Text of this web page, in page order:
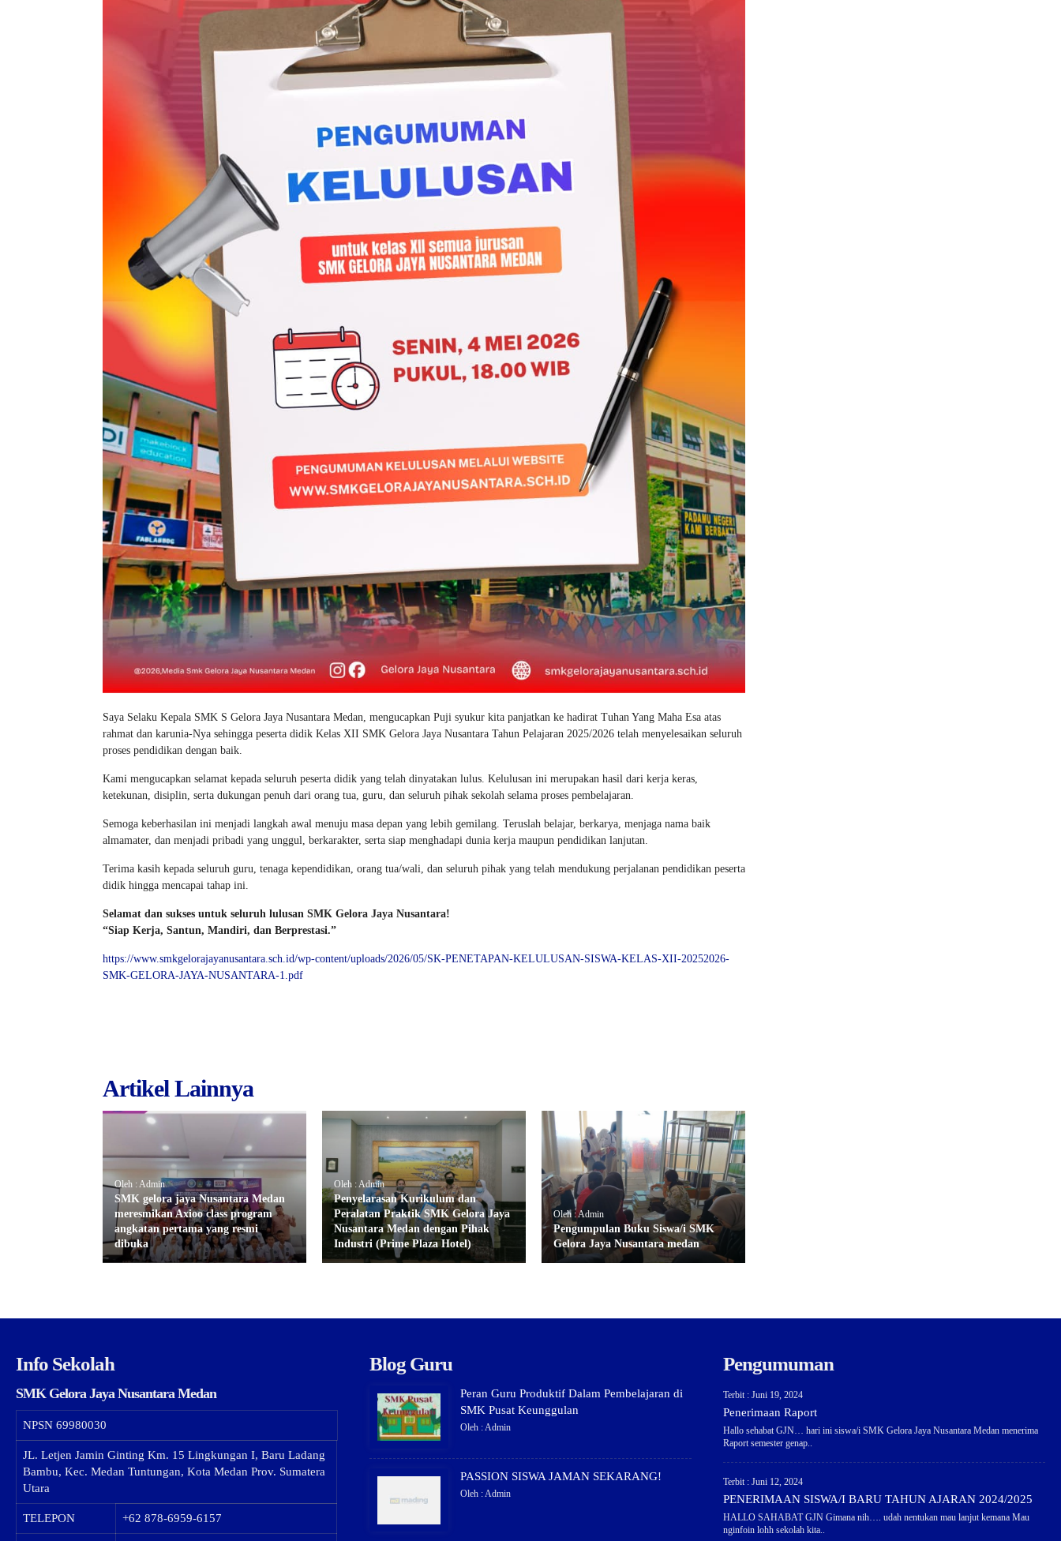
Saya Selaku Kepala SMK S Gelora Jaya Nusantara Medan, mengucapkan Puji syukur kita panjatkan ke hadirat Tuhan Yang Maha Esa atas
rahmat dan karunia-Nya sehingga peserta didik Kelas XII SMK Gelora Jaya Nusantara Tahun Pelajaran 2025/2026 telah menyelesaikan seluruh
proses pendidikan dengan baik.
Kami mengucapkan selamat kepada seluruh peserta didik yang telah dinyatakan lulus. Kelulusan ini merupakan hasil dari kerja keras,
ketekunan, disiplin, serta dukungan penuh dari orang tua, guru, dan seluruh pihak sekolah selama proses pembelajaran.
Semoga keberhasilan ini menjadi langkah awal menuju masa depan yang lebih gemilang. Teruslah belajar, berkarya, menjaga nama baik
almamater, dan menjadi pribadi yang unggul, berkarakter, serta siap menghadapi dunia kerja maupun pendidikan lanjutan.
Terima kasih kepada seluruh guru, tenaga kependidikan, orang tua/wali, dan seluruh pihak yang telah mendukung perjalanan pendidikan peserta
didik hingga mencapai tahap ini.
Selamat dan sukses untuk seluruh lulusan SMK Gelora Jaya Nusantara!
“Siap Kerja, Santun, Mandiri, dan Berprestasi.”
https://www.smkgelorajayanusantara.sch.id/wp-content/uploads/2026/05/SK-PENETAPAN-KELULUSAN-SISWA-KELAS-XII-20252026-
SMK-GELORA-JAYA-NUSANTARA-1.pdf
Artikel Lainnya
Oleh : Admin
SMK gelora jaya Nusantara Medan
meresmikan Axioo class program
angkatan pertama yang resmi
dibuka
Oleh : Admin
Penyelarasan Kurikulum dan
Peralatan Praktik SMK Gelora Jaya
Nusantara Medan dengan Pihak
Industri (Prime Plaza Hotel)
Oleh : Admin
Pengumpulan Buku Siswa/i SMK
Gelora Jaya Nusantara medan
Info Sekolah
SMK Gelora Jaya Nusantara Medan
NPSN 69980030
JL. Letjen Jamin Ginting Km. 15 Lingkungan I, Baru Ladang
Bambu, Kec. Medan Tuntungan, Kota Medan Prov. Sumatera
Utara
TELEPON +62 878-6959-6157
Blog Guru
Peran Guru Produktif Dalam Pembelajaran di
SMK Pusat Keunggulan
Oleh : Admin
PASSION SISWA JAMAN SEKARANG!
Oleh : Admin
Pengumuman
Terbit : Juni 19, 2024
Penerimaan Raport
Hallo sehabat GJN… hari ini siswa/i SMK Gelora Jaya Nusantara Medan menerima
Raport semester genap..
Terbit : Juni 12, 2024
PENERIMAAN SISWA/I BARU TAHUN AJARAN 2024/2025
HALLO SAHABAT GJN Gimana nih…. udah nentukan mau lanjut kemana Mau
nginfoin lohh sekolah kita..